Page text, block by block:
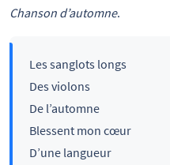
Chanson d’automne.
Les sanglots longs
Des violons
De l’automne
Blessent mon cœur
D’une langueur